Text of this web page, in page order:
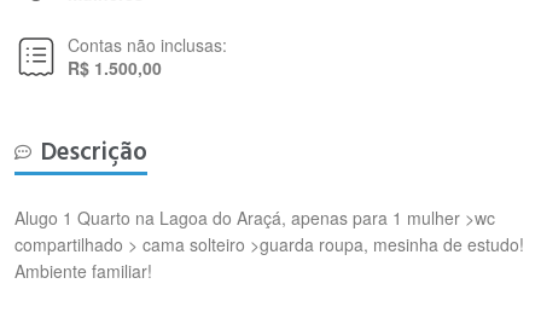
Contas não inclusas:
R$ 1.500,00
Descrição
Alugo 1 Quarto na Lagoa do Araçá, apenas para 1 mulher >wc
compartilhado > cama solteiro >guarda roupa, mesinha de estudo!
Ambiente familiar!